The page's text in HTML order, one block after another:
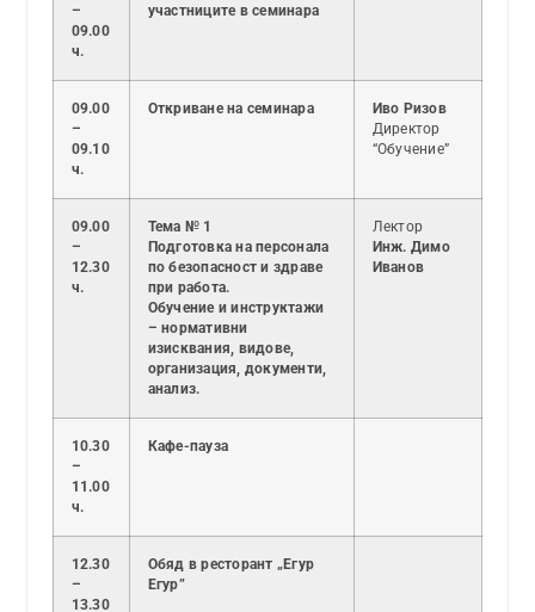
–
09.00
ч.
участниците в семинара
09.00
–
09.10
ч.
Откриване на семинара
Иво Ризов
Директор
“Обучение”
09.00
–
12.30
ч.
Тема № 1
Подготовка на персонала
по безопасност и здраве
при работа.
Обучение и инструктажи
– нормативни
изисквания, видове,
организация, документи,
анализ.
Лектор
Инж. Димо
Иванов
10.30
–
11.00
ч.
Кафе-пауза
12.30
–
13.30
Обяд в ресторант „Егур
Егур”